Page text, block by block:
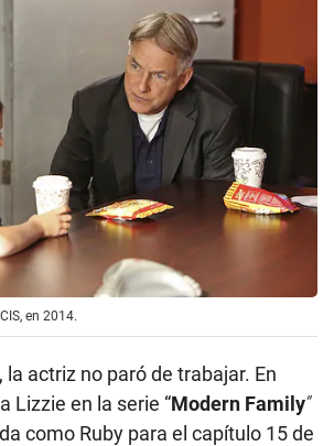
en 2014.
la actriz no paró de trabajar. En
Lizzie en la serie “Modern Family”
como Ruby para el capítulo 15 de